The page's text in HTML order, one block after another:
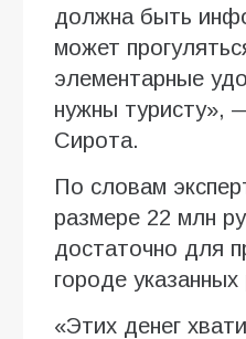
должна быть
может
элементарные
нужны туристу»,
Сирота.
По словам
размере 22 млн
достаточно для
городе
«Этих денег